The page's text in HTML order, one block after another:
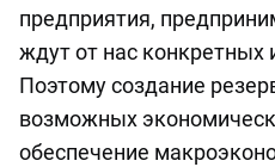
предприятия,
ждут от нас
Поэтому создание
возможных
обеспечение